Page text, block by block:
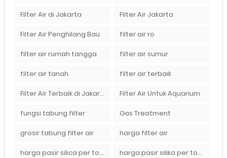
Filter Air di Jakarta Filter Air Jakarta
Filter Air Penghilang Bau filter air ro
filter air rumah tangga filter air sumur
filter air tanah filter air terbaik
Filter Air Terbaik di Jakarta Filter Air Untuk Aquarium
fungsi tabung filter Gas Treatment
grosir tabung filter air harga filter air
harga pasir silica per ton per kg harga pasir silika per ton per kg